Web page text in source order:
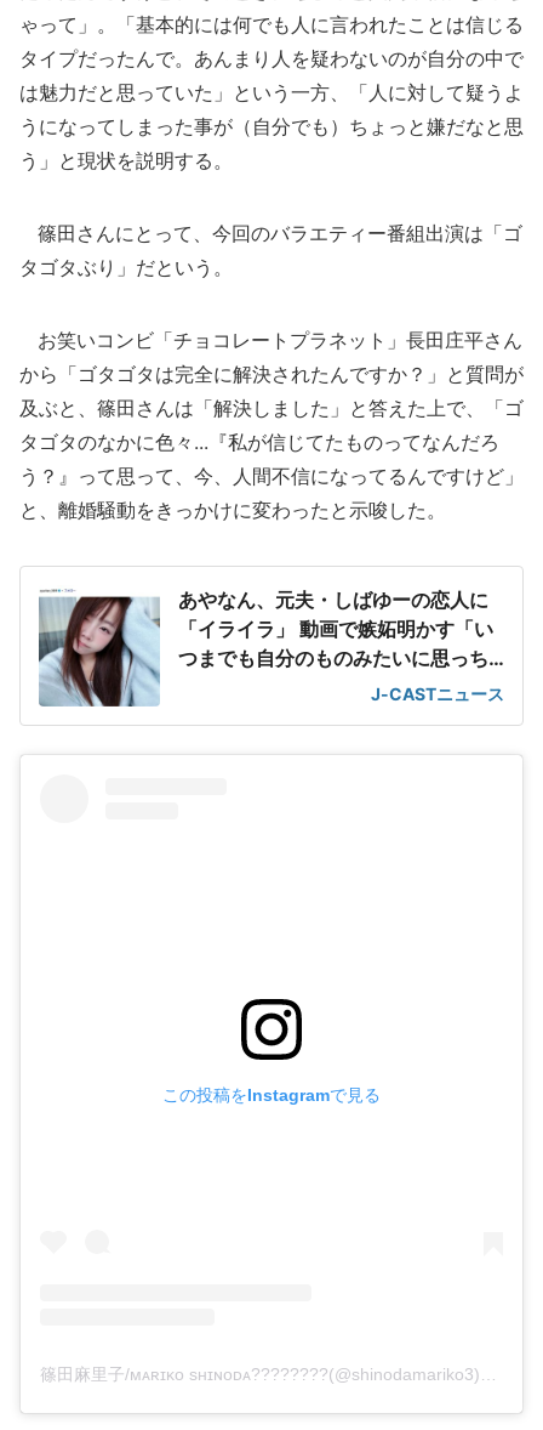
ゃって」。「基本的には何でも人に言われたことは信じる
タイプだったんで。あんまり人を疑わないのが自分の中で
は魅力だと思っていた」という一方、「人に対して疑うよ
うになってしまった事が（自分でも）ちょっと嫌だなと思
う」と現状を説明する。
篠田さんにとって、今回のバラエティー番組出演は「ゴ
タゴタぶり」だという。
お笑いコンビ「チョコレートプラネット」長田庄平さん
から「ゴタゴタは完全に解決されたんですか？」と質問が
及ぶと、篠田さんは「解決しました」と答えた上で、「ゴ
タゴタのなかに色々...『私が信じてたものってなんだろ
う？』って思って、今、人間不信になってるんですけど」
と、離婚騒動をきっかけに変わったと示唆した。
あやなん、元夫・しばゆーの恋人に
「イライラ」 動画で嫉妬明かす「い
つまでも自分のものみたいに思っち
J-CASTニュース
この投稿をInstagramで見る